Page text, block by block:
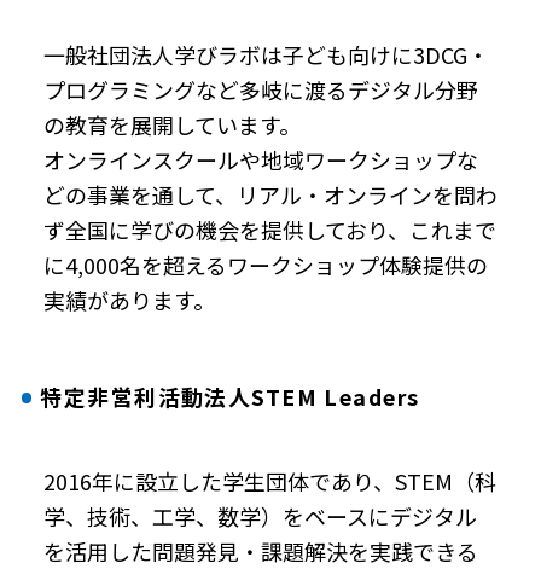
一般社団法人学びラボは子ども向けに3DCG・
プログラミングなど多岐に渡るデジタル分野
の教育を展開しています。
オンラインスクールや地域ワークショップな
どの事業を通して、リアル・オンラインを問わ
ず全国に学びの機会を提供しており、これまで
に4,000名を超えるワークショップ体験提供の
実績があります。
特定非営利活動法人STEM Leaders
2016年に設立した学生団体であり、STEM（科
学、技術、工学、数学）をベースにデジタル
を活用した問題発見・課題解決を実践できる